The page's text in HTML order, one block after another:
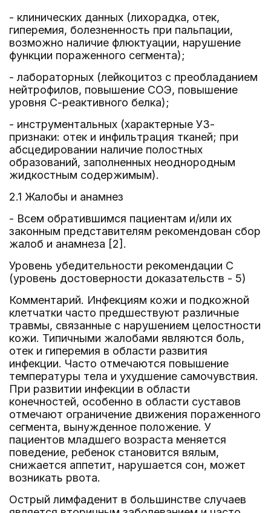
- клинических данных (лихорадка, отек,
гиперемия, болезненность при пальпации,
возможно наличие флюктуации, нарушение
функции пораженного сегмента);
- лабораторных (лейкоцитоз с преобладанием
нейтрофилов, повышение СОЭ, повышение
уровня С-реактивного белка);
- инструментальных (характерные УЗ-
признаки: отек и инфильтрация тканей; при
абсцедировании наличие полостных
образований, заполненных неоднородным
жидкостным содержимым).
2.1 Жалобы и анамнез
- Всем обратившимся пациентам и/или их
законным представителям рекомендован сбор
жалоб и анамнеза [2].
Уровень убедительности рекомендации C
(уровень достоверности доказательств - 5)
Комментарий. Инфекциям кожи и подкожной
клетчатки часто предшествуют различные
травмы, связанные с нарушением целостности
кожи. Типичными жалобами являются боль,
отек и гиперемия в области развития
инфекции. Часто отмечаются повышение
температуры тела и ухудшение самочувствия.
При развитии инфекции в области
конечностей, особенно в области суставов
отмечают ограничение движения пораженного
сегмента, вынужденное положение. У
пациентов младшего возраста меняется
поведение, ребенок становится вялым,
снижается аппетит, нарушается сон, может
возникать рвота.
Острый лимфаденит в большинстве случаев